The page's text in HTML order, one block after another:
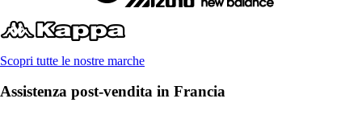
Scopri tutte le nostre marche
Assistenza post-vendita in Francia